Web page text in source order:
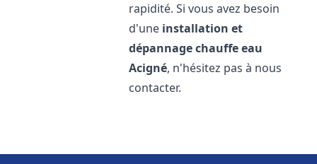
rapidité. Si vous avez besoin
d'une installation et
dépannage chauffe eau
Acigné, n'hésitez pas à nous
contacter.